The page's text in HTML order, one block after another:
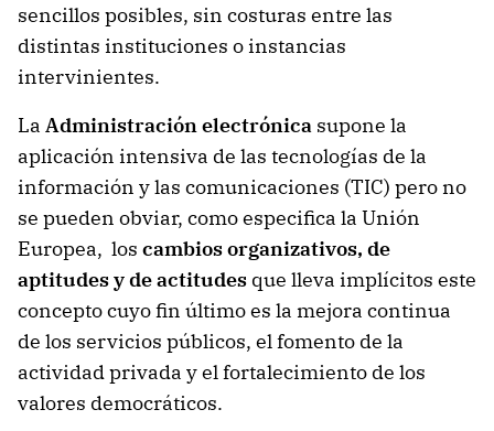
sencillos posibles, sin costuras entre las
distintas instituciones o instancias
intervinientes.
La Administración electrónica supone la
aplicación intensiva de las tecnologías de la
información y las comunicaciones (TIC) pero no
se pueden obviar, como especifica la Unión
Europea, los cambios organizativos, de
aptitudes y de actitudes que lleva implícitos este
concepto cuyo fin último es la mejora continua
de los servicios públicos, el fomento de la
actividad privada y el fortalecimiento de los
valores democráticos.